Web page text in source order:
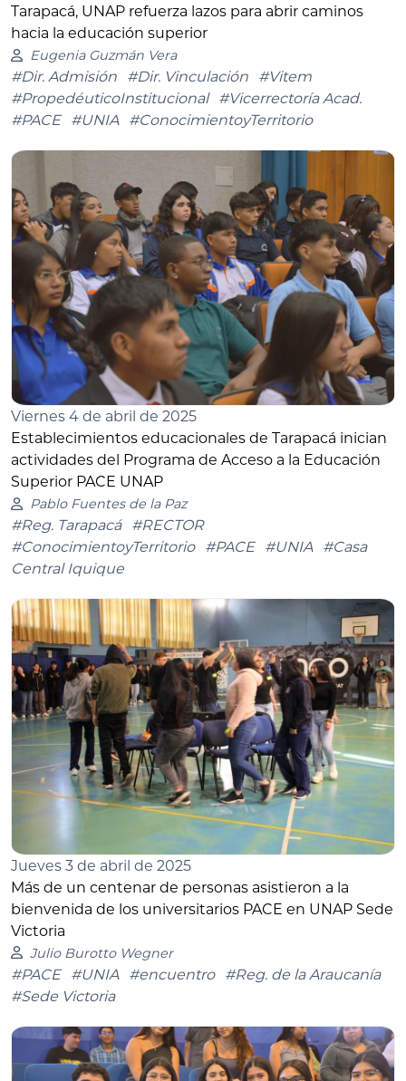
Tarapacá, UNAP refuerza lazos para abrir caminos
hacia la educación superior
Eugenia Guzmán Vera
#Dir. Admisión #Dir. Vinculación
#Vitem
#PropedéuticoInstitucional
#Vicerrectoría Acad.
#PACE
#UNIA #ConocimientoyTerritorio
Viernes 4 de abril de 2025
Establecimientos educacionales de Tarapacá inician
actividades del Programa de Acceso a la Educación
Superior PACE UNAP
Pablo Fuentes de la Paz
#Reg. Tarapacá
#RECTOR
#ConocimientoyTerritorio
#PACE #UNIA
#Casa
Central Iquique
Jueves 3 de abril de 2025
Más de un centenar de personas asistieron a la
bienvenida de los universitarios PACE en UNAP Sede
Victoria
Julio Burotto Wegner
#PACE #UNIA #encuentro
#Reg. de la Araucanía
#Sede Victoria